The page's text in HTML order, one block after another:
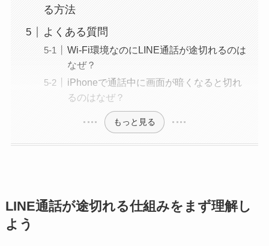
る方法
よくある質問
Wi-Fi環境なのにLINE通話が途切れるのは
なぜ？
iPhoneで通話中に画面が暗くなると切れ
るのはなぜ？
もっと見る
LINE通話が途切れる仕組みをまず理解し
よう